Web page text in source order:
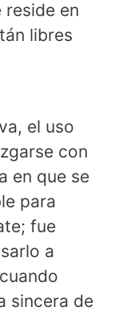
reside en
libres
el uso
con
en que se
para
fue
a
sincera de